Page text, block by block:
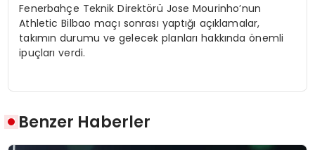
Fenerbahçe Teknik Direktörü Jose Mourinho’nun
Athletic Bilbao maçı sonrası yaptığı açıklamalar,
takımın durumu ve gelecek planları hakkında önemli
ipuçları verdi.
Benzer Haberler